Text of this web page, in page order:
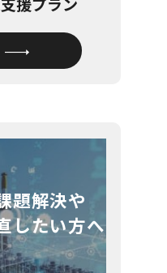
題解決や
したい方へ